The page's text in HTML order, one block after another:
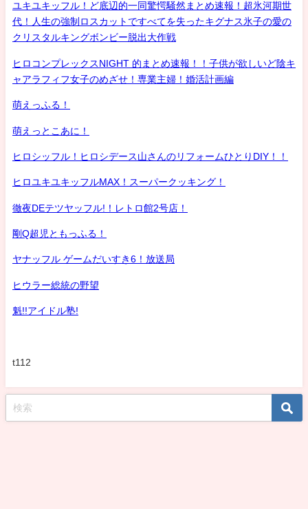
ユキユキッフル！ど底辺的一同驚愕騒然まとめ速報！超氷河期世
代！人生の強制ロスカットですべてを失ったキグナス氷子の愛の
クリスタルキングボンビー脱出大作戦
ヒロコンプレックスNIGHT 的まとめ速報！！子供が欲しいど陰キ
ャアラフィフ女子のめざせ！専業主婦！婚活計画編
萌えっふる！
萌えっとこあに！
ヒロシッフル！ヒロシデース山さんのリフォームひとりDIY！！
ヒロユキユキッフルMAX！スーパークッキング！
徹夜DEテツヤッフル!！レトロ館2号店！
剛Q超児ともっふる！
ヤナッフル ゲームだいすき6！放送局
ヒウラー総統の野望
魁!!アイドル塾!
t112